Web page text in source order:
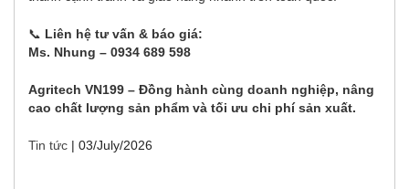
📞 Liên hệ tư vấn & báo giá:
Ms. Nhung – 0934 689 598
Agritech VN199 – Đồng hành cùng doanh nghiệp, nâng
cao chất lượng sản phẩm và tối ưu chi phí sản xuất.
Tin tức | 03/July/2026